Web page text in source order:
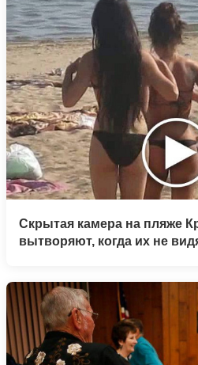
Скрытая камера на пляже
вытворяют, когда их не